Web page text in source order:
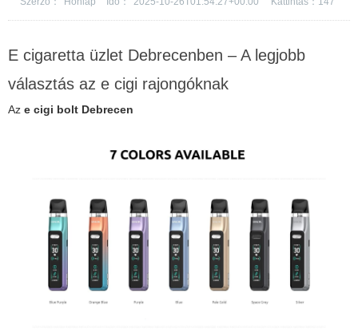
E cigaretta üzlet Debrecenben – A legjobb
választás az e cigi rajongóknak
Az e cigi bolt Debrecen